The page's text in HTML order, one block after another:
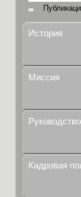
История
Миссия
Руководство
Кадровая